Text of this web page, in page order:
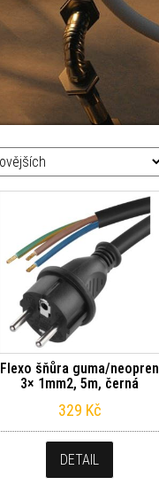
Flexo šňůra guma/neopren
3× 1mm2, 5m, černá
329 Kč
DETAIL